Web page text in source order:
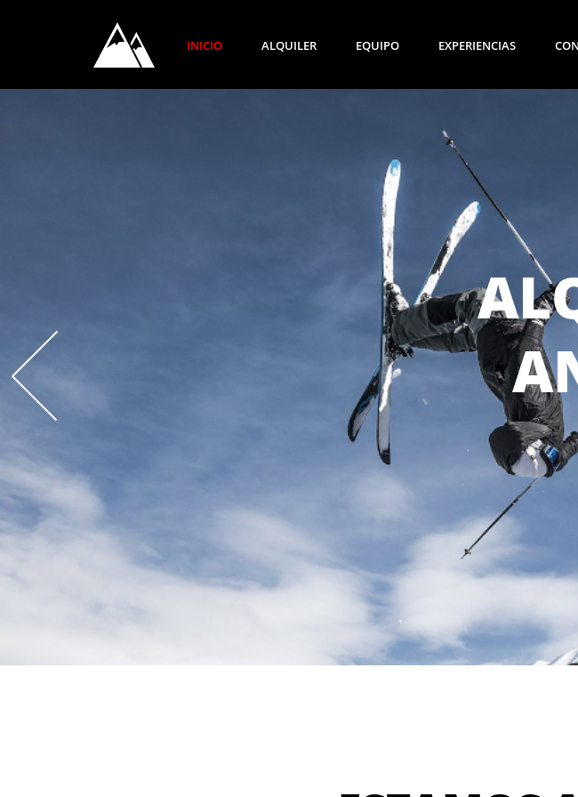
INICIO ALQUILER EQUIPO EXPERIENCIAS